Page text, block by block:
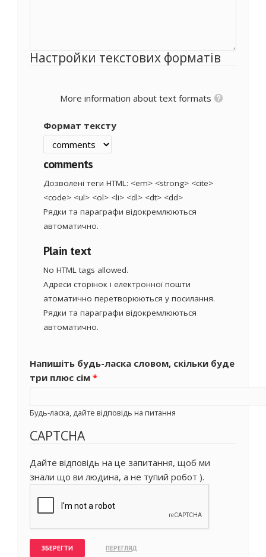
Настройки текстових форматів
More information about text formats
Формат тексту
comments
Дозволені теги HTML: <em> <strong> <cite>
<code> <ul> <ol> <li> <dl> <dt> <dd>
Рядки та параграфи відокремлюються
автоматично.
Plain text
No HTML tags allowed.
Адреси сторінок і електронної пошти
атоматично перетворюються у посилання.
Рядки та параграфи відокремлюються
автоматично.
Напишіть будь-ласка словом, скільки буде
три плюс сім *
Будь-ласка, дайте відповідь на питання
CAPTCHA
Дайте відповідь на це запитання, щоб ми
знали що ви людина, а не тупий робот ).